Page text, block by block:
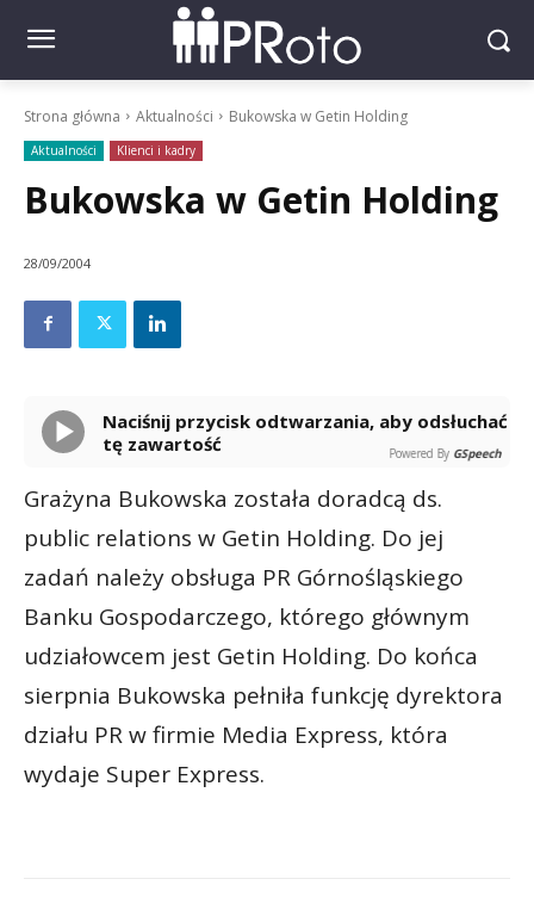
Strona główna Aktualności Bukowska w Getin Holding
Aktualności Klienci i kadry
Bukowska w Getin Holding
28/09/2004
Naciśnij przycisk odtwarzania, aby odsłuchać
tę zawartość
Powered By GSpeech
Grażyna Bukowska została doradcą ds.
public relations w Getin Holding. Do jej
zadań należy obsługa PR Górnośląskiego
Banku Gospodarczego, którego głównym
udziałowcem jest Getin Holding. Do końca
sierpnia Bukowska pełniła funkcję dyrektora
działu PR w firmie Media Express, która
wydaje Super Express.